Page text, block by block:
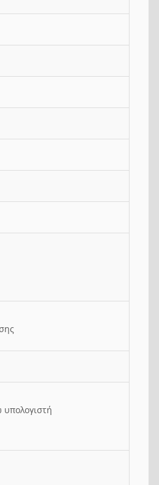
υπολογιστή